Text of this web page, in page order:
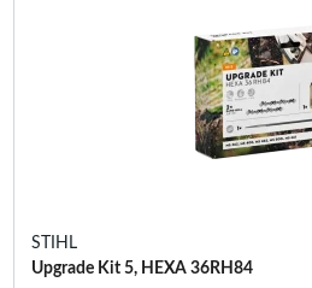
STIHL
Upgrade Kit 5, HEXA 36RH84